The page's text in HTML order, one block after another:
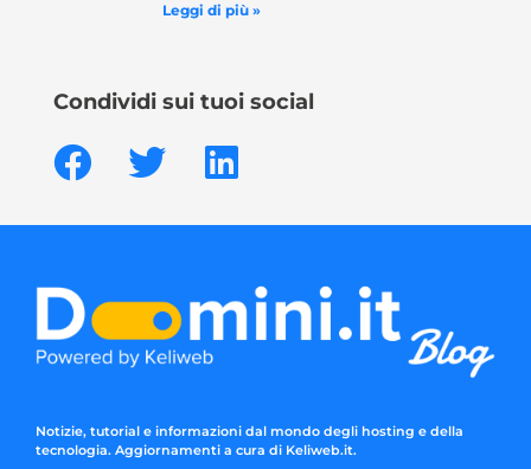
Leggi di più »
Condividi sui tuoi social
Notizie, tutorial e informazioni dal mondo degli hosting e della
tecnologia. Aggiornamenti a cura di Keliweb.it.